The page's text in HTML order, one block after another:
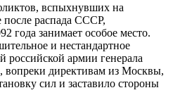
вспыхнувших на
после распада СССР,
года занимает особое место.
и нестандартное
российской армии генерала
вопреки директивам из Москвы,
сил и заставило стороны